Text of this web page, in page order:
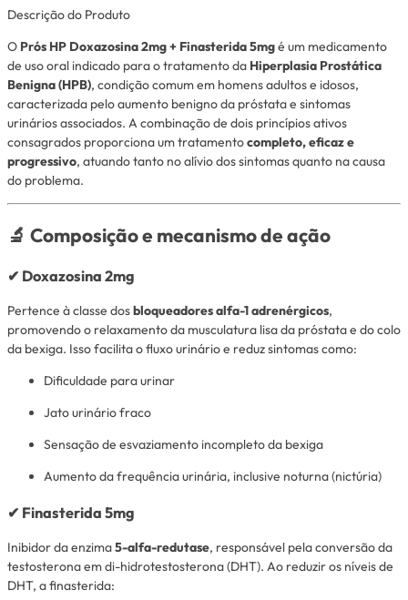
Descrição do Produto
O Prós HP Doxazosina 2mg + Finasterida 5mgé um medicamento
de uso oral indicado para o tratamento da Hiperplasia Prostática
Benigna (HPB), condição comum em homens adultos e idosos,
caracterizada pelo aumento benigno da próstata e sintomas
urinários associados. A combinação de dois princípios ativos
consagrados proporciona um tratamentocompleto, eficaz e
progressivo, atuando tanto no alívio dos sintomas quanto na causa
do problema.
🔬 Composição e mecanismo de ação
✔ Doxazosina 2mg
Pertence à classe dosbloqueadores alfa-1 adrenérgicos,
promovendo o relaxamento da musculatura lisa da próstata e do colo
da bexiga. Isso facilita o fluxo urinário e reduz sintomas como:
Dificuldade para urinar
Jato urinário fraco
Sensação de esvaziamento incompleto da bexiga
Aumento da frequência urinária, inclusive noturna (nictúria)
✔ Finasterida 5mg
Inibidor da enzima5-alfa-redutase, responsável pela conversão da
testosterona em di-hidrotestosterona (DHT). Ao reduzir os níveis de
DHT, a finasterida: